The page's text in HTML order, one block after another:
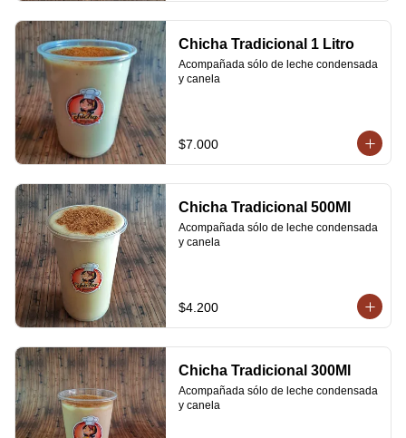
Chicha Tradicional 1 Litro
Acompañada sólo de leche condensada
y canela
$7.000
Chicha Tradicional 500Ml
Acompañada sólo de leche condensada
y canela
$4.200
Chicha Tradicional 300Ml
Acompañada sólo de leche condensada
y canela